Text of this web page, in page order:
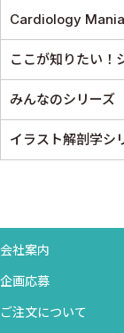
Cardiology
ここが知りたい！
みんなのシリーズ
イラスト解剖学シ
会社案内
企画応募
ご注文について